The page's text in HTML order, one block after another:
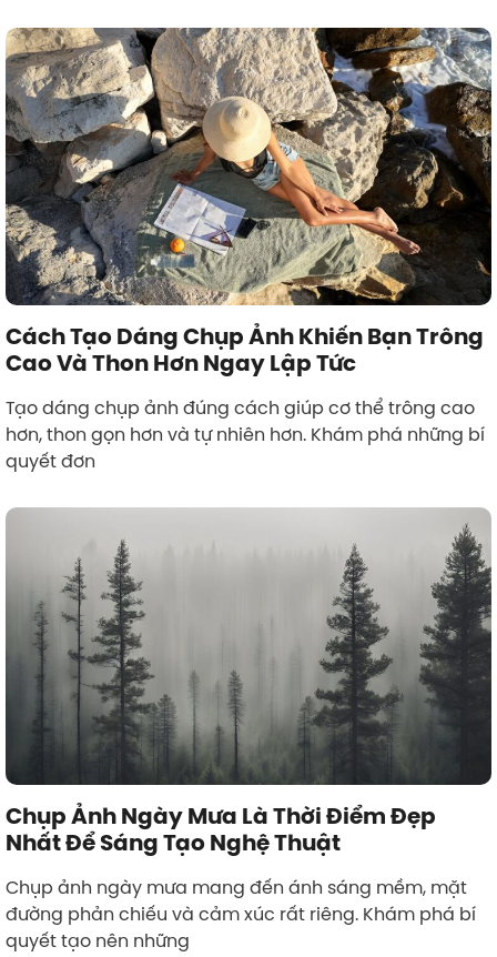
Cách Tạo Dáng Chụp Ảnh Khiến Bạn Trông
Cao Và Thon Hơn Ngay Lập Tức
Tạo dáng chụp ảnh đúng cách giúp cơ thể trông cao
hơn, thon gọn hơn và tự nhiên hơn. Khám phá những bí
quyết đơn
Chụp Ảnh Ngày Mưa Là Thời Điểm Đẹp
Nhất Để Sáng Tạo Nghệ Thuật
Chụp ảnh ngày mưa mang đến ánh sáng mềm, mặt
đường phản chiếu và cảm xúc rất riêng. Khám phá bí
quyết tạo nên những